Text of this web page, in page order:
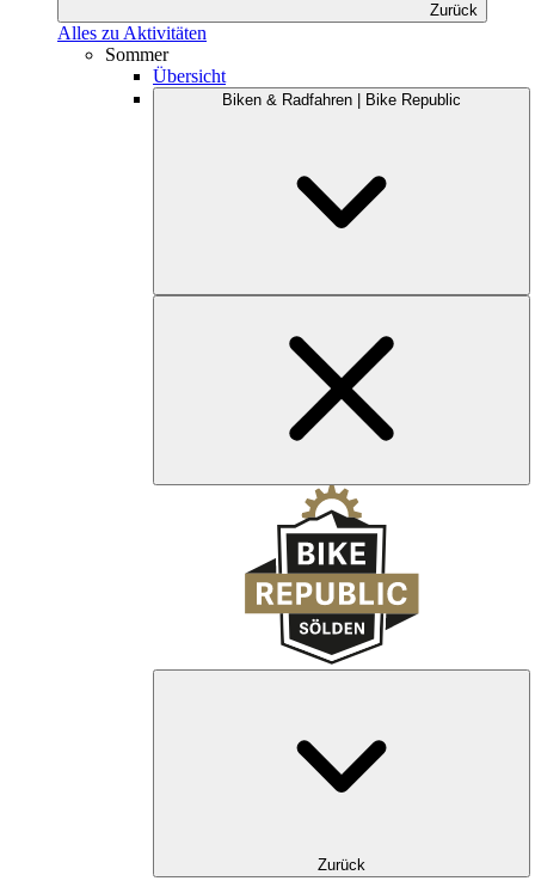
Zurück
Alles zu Aktivitäten
Sommer
Übersicht
Biken & Radfahren | Bike Republic
Zurück